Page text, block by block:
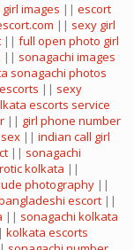
girl images || escort
|| sexy girl
|| full open photo girl
|| sonagachi images
sonagachi photos
|| sexy
escorts service
|| girl phone number
|| indian call girl
|| sonagachi
kolkata ||
photography ||
escort ||
|| sonagachi kolkata
kolkata escorts